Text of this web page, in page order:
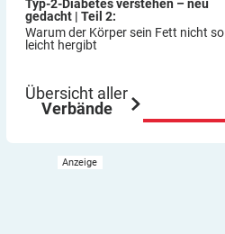
Typ-2-Diabetes verstehen – neu
gedacht | Teil 2:
Warum der Körper sein Fett nicht so
leicht hergibt
Übersicht aller
Verbände